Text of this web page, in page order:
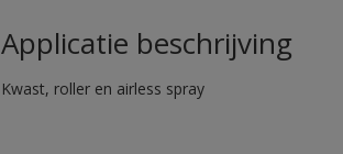
Applicatie beschrijving
Kwast, roller en airless spray